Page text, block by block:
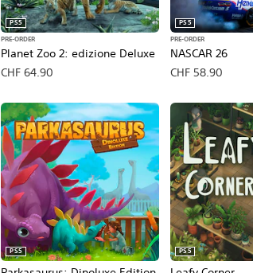
Planet Zoo 2: edizione Deluxe
PS5
PRE-ORDER
CHF 64.90
NASCAR 26
PS5
PRE-ORDER
CHF 58.90
PS5 PS5